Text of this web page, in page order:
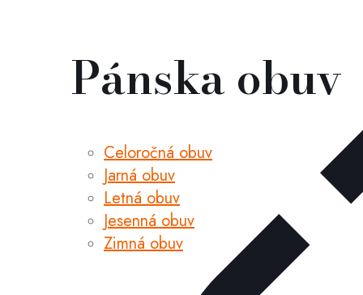
Pánska obuv
Celoročná obuv
Jarná obuv
Letná obuv
Jesenná obuv
Zimná obuv